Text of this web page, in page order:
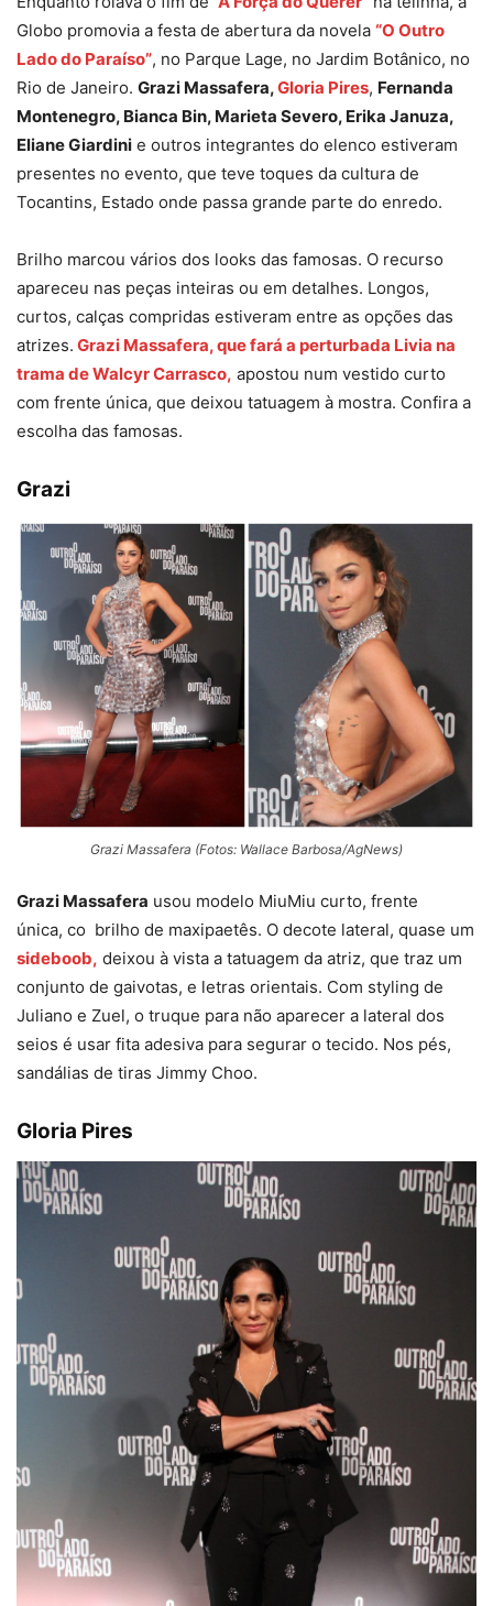
Globo promovia a festa de abertura da novela “O Outro
Lado do Paraíso”, no Parque Lage, no Jardim Botânico, no
Rio de Janeiro. Grazi Massafera,Gloria Pires, Fernanda
Montenegro, Bianca Bin, Marieta Severo, Erika Januza,
Eliane Giardini e outros integrantes do elenco estiveram
presentes no evento, que teve toques da cultura de
Tocantins, Estado onde passa grande parte do enredo.
Brilho marcou vários dos looks das famosas. O recurso
apareceu nas peças inteiras ou em detalhes. Longos,
curtos, calças compridas estiveram entre as opções das
atrizes. Grazi Massafera, que fará a perturbada Livia na
trama de Walcyr Carrasco, apostou num vestido curto
com frente única, que deixou tatuagem à mostra. Confira a
escolha das famosas.
Grazi
Grazi Massafera (Fotos: Wallace Barbosa/AgNews)
Grazi Massafera usou modelo MiuMiu curto, frente
única, co brilho de maxipaetês. O decote lateral, quase um
sideboob, deixou à vista a tatuagem da atriz, que traz um
conjunto de gaivotas, e letras orientais. Com styling de
Juliano e Zuel, o truque para não aparecer a lateral dos
seios é usar fita adesiva para segurar o tecido. Nos pés,
sandálias de tiras Jimmy Choo.
Gloria Pires